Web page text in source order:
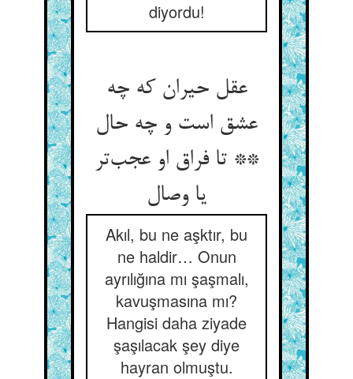
diyordu!
عقل حیران که چه
عشق است و چه حال
** تا فراق او عجب‌تر
یا وصال
Akıl, bu ne aşktır, bu
ne haldir… Onun
ayrılığına mı şaşmalı,
kavuşmasına mı?
Hangisi daha ziyade
şaşılacak şey diye
hayran olmuştu.